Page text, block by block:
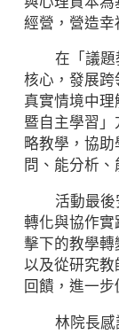
經營，營造幸
在「議題教
核心，發展
真實情境中
暨自主學習
略教學，協
問、能分析、
活動最後安
轉化與協作
擊下的教學轉
以及從研究
回饋，進一
林院長感謝